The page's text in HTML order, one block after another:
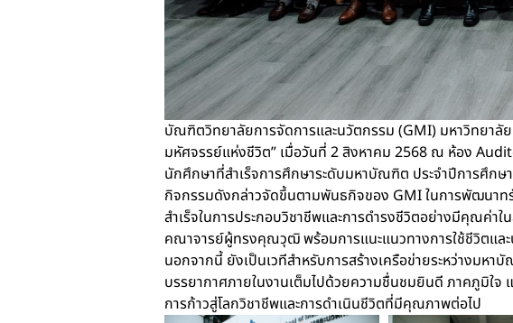
บัณฑิตวิทยาลัยการจัดการและนวัตกรรม (GMI) มหาวิทยาลัย
มหัศจรรย์แห่งชีวิต” เมื่อวันที่ 2 สิงหาคม 2568 ณ ห้อง
นักศึกษาที่สำเร็จการศึกษาระดับมหาบัณฑิต ประจำปีการศึกษ
กิจกรรมดังกล่าวจัดขึ้นตามพันธกิจของ GMI ในการพัฒนา
สำเร็จในการประกอบวิชาชีพและการดำรงชีวิตอย่างมีคุณค่
คณาจารย์ผู้ทรงคุณวุฒิ พร้อมการแนะแนวทางการใช้ชีวิตและ
นอกจากนี้ ยังเป็นเวทีสำหรับการสร้างเครือข่ายระหว่างม
บรรยากาศภายในงานเต็มไปด้วยความชื่นชมยินดี ภาคภูมิใ
การก้าวสู่โลกวิชาชีพและการดำเนินชีวิตที่มีคุณภาพต่อไป